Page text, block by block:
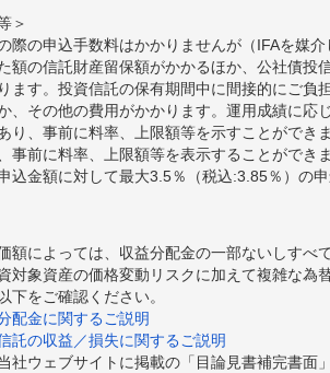
＞
際の申込手数料はかかりませんが（IFAを媒
額の信託財産留保額がかかるほか、公社債
ます。投資信託の保有期間中に間接的にご
、その他の費用がかかります。運用成績に
り、事前に料率、上限額等を示すことがで
事前に料率、上限額等を表示することがで
込金額に対して最大3.5％（税込:3.85％）の
額によっては、収益分配金の一部ないしす
対象資産の価格変動リスクに加えて複雑な
下をご確認ください。
配金に関するご説明
託の収益／損失に関するご説明
社ウェブサイトに掲載の「目論見書補完書